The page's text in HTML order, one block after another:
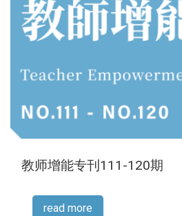
教师增能专刊111-120期
read more